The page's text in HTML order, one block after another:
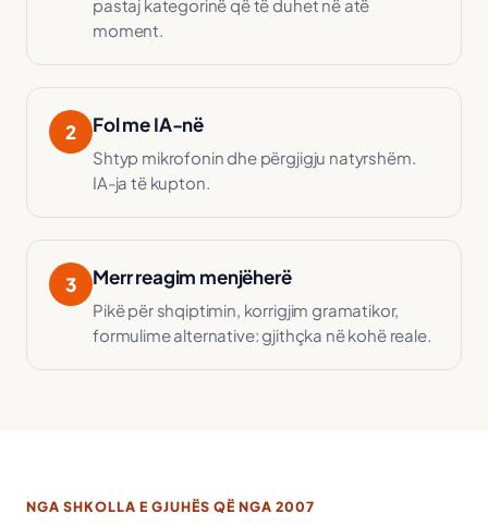
pastaj kategorinë që të duhet në atë
moment.
2 Fol me IA-në
Shtyp mikrofonin dhe përgjigju natyrshëm.
IA-ja të kupton.
3 Merr reagim menjëherë
Pikë për shqiptimin, korrigjim gramatikor,
formulime alternative: gjithçka në kohë reale.
NGA SHKOLLA E GJUHËS QË NGA 2007